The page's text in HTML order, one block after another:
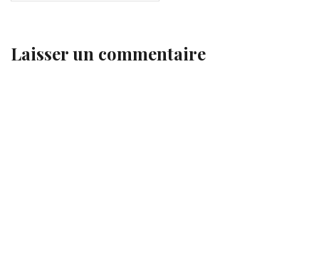
Laisser un commentaire